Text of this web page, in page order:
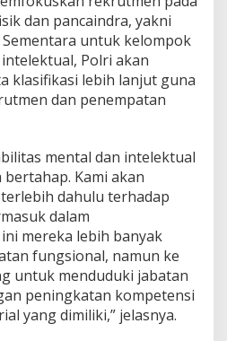
dan pancaindra, yakni
untuk kelompok
Polri akan
klasifikasi lebih lanjut guna
dan penempatan
mental dan intelektual
Kami akan
dahulu terhadap
dalam
mereka lebih banyak
fungsional, namun ke
untuk menduduki jabatan
peningkatan kompetensi
yang dimiliki,” jelasnya.